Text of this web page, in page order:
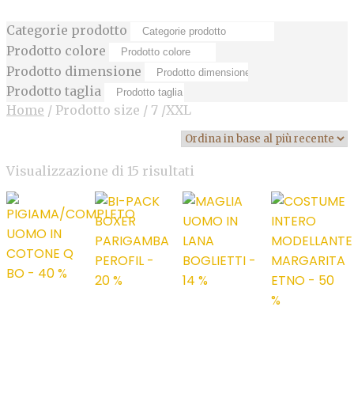
Categorie prodotto
Prodotto colore
Prodotto dimensione
Prodotto taglia
Home / Prodotto size / 7 /XXL
Visualizzazione di 15 risultati
base
al
più
recente